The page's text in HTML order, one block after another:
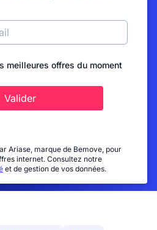
meilleures offres du moment
Valider
Ariase, marque de Bemove, pour
internet. Consultez notre
et de gestion de vos données.